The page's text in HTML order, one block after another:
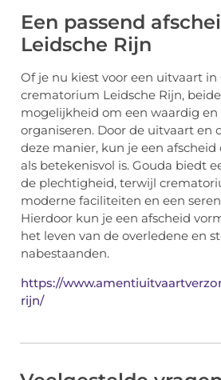
Een passend
Leidsche Rijn
Of je nu kiest voor een uitvaart in
crematorium Leidsche Rijn,
mogelijkheid om een waardig
organiseren. Door de uitvaart en
deze manier, kun je een
als betekenisvol is. Gouda biedt
de plechtigheid, terwijl
moderne faciliteiten en een
Hierdoor kun je een afscheid
het leven van de overledene en
nabestaanden.
https://
rijn/